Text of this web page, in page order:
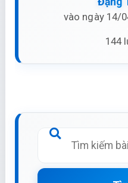
vào ngày 14/
144